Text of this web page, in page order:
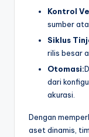
Kontrol
sumber
Siklus
rilis besar
Otomasi:
dari
akurasi.
Dengan
aset dinamis,